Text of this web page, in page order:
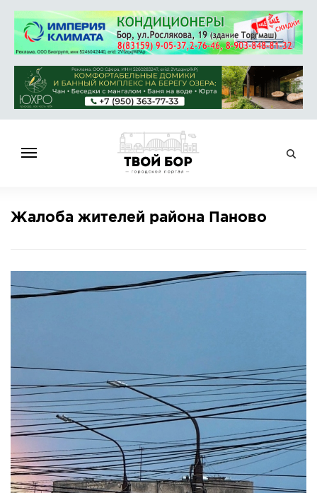
НОВОСТИ
РАБОТА
КОНКУРСЫ
СТАТЬИ
ГОЛОСОВАНИЯ
ПРЕДЛОЖИТЬ НОВОСТЬ
ФОТО
Жалоба жителей района Паново